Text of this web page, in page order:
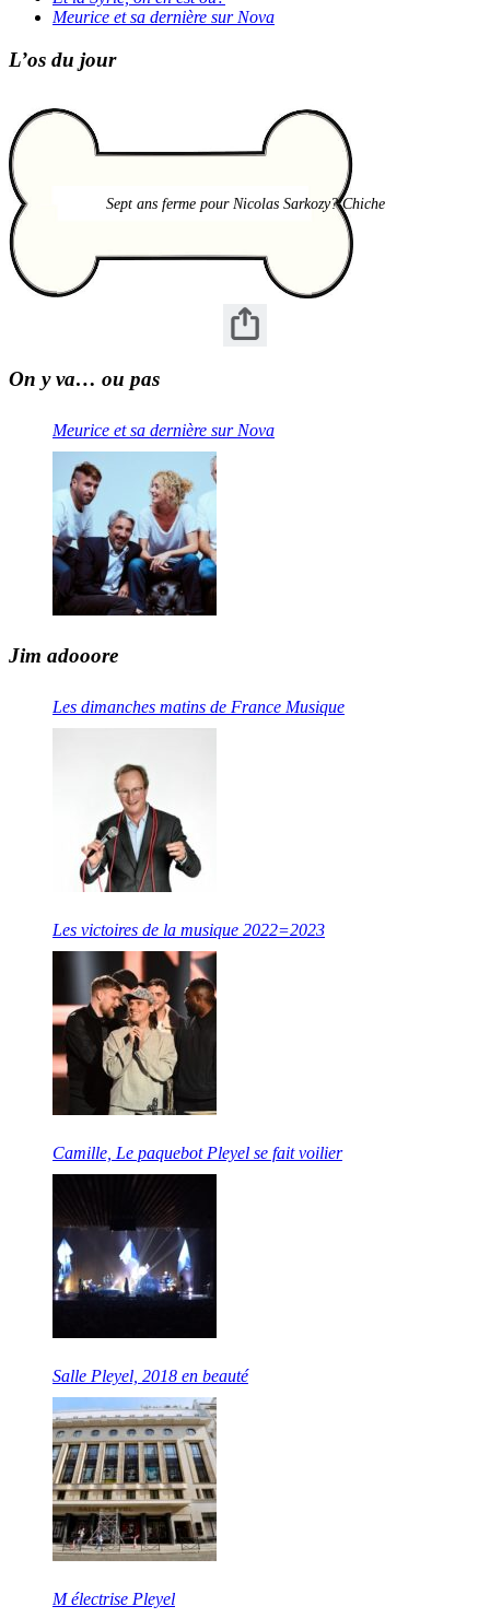
Meurice et sa dernière sur Nova
L’os du jour
Sept ans ferme pour Nicolas Sarkozy? Chiche
On y va… ou pas
Meurice et sa dernière sur Nova
Jim adooore
Les dimanches matins de France Musique
Les victoires de la musique 2022=2023
Camille, Le paquebot Pleyel se fait voilier
Salle Pleyel, 2018 en beauté
M électrise Pleyel